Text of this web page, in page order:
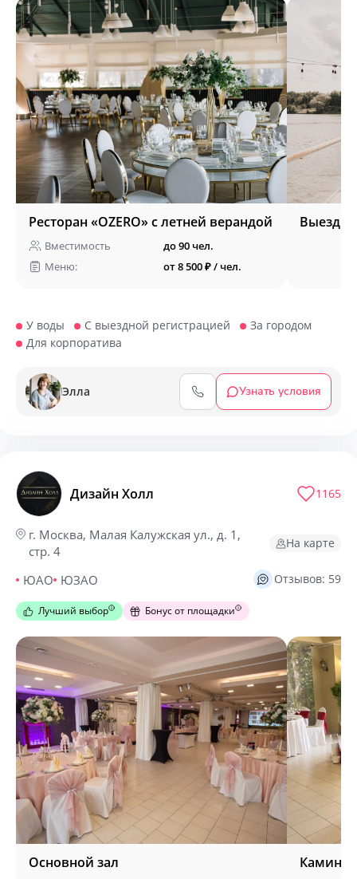
Ресторан «OZERO» с летней верандой
Вместимость
до 90 чел.
Меню:
от 8 500 ₽ / чел.
У воды С выездной регистрацией
За городом
Для корпоратива
Элла Узнать условия
Дизайн Холл
г. Москва, Малая Калужская ул., д. 1,
стр. 4
ЮАО ЮЗАО
На карте
1165
Отзывов: 59
Бонус от площадки
Лучший выбор
Основной зал